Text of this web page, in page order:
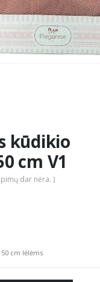
kūdikio
cm V1
dar nėra. )
cm lėlėms